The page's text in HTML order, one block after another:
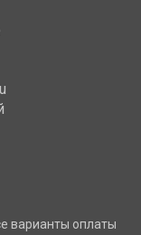
варианты оплаты